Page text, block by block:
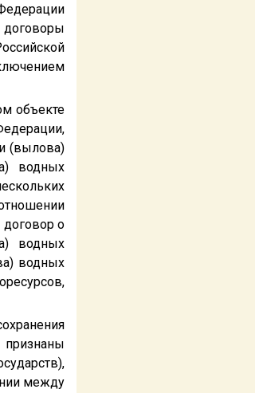
договоры
объекте
(вылова)
водных
о
водных
водных
между